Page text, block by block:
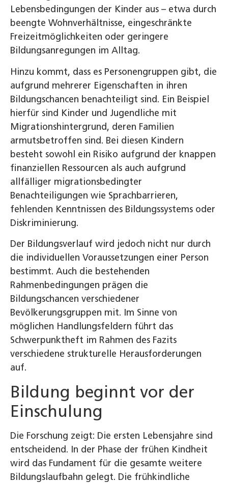
Lebensbedingungen der Kinder aus – etwa durch
beengte Wohnverhältnisse, eingeschränkte
Freizeitmöglichkeiten oder geringere
Bildungsanregungen im Alltag.
Hinzu kommt, dass es Personengruppen gibt, die
aufgrund mehrerer Eigenschaften in ihren
Bildungschancen benachteiligt sind. Ein Beispiel
hierfür sind Kinder und Jugendliche mit
Migrationshintergrund, deren Familien
armutsbetroffen sind. Bei diesen Kindern
besteht sowohl ein Risiko aufgrund der knappen
finanziellen Ressourcen als auch aufgrund
allfälliger migrationsbedingter
Benachteiligungen wie Sprachbarrieren,
fehlenden Kenntnissen des Bildungssystems oder
Diskriminierung.
Der Bildungsverlauf wird jedoch nicht nur durch
die individuellen Voraussetzungen einer Person
bestimmt. Auch die bestehenden
Rahmenbedingungen prägen die
Bildungschancen verschiedener
Bevölkerungsgruppen mit. Im Sinne von
möglichen Handlungsfeldern führt das
Schwerpunktheft im Rahmen des Fazits
verschiedene strukturelle Herausforderungen
auf.
Bildung beginnt vor der
Einschulung
Die Forschung zeigt: Die ersten Lebensjahre sind
entscheidend. In der Phase der frühen Kindheit
wird das Fundament für die gesamte weitere
Bildungslaufbahn gelegt. Die frühkindliche